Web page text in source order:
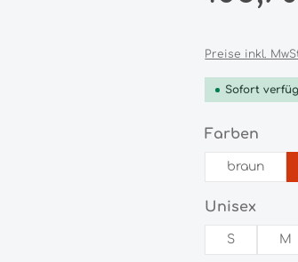
Preise inkl.
Sofort
Farben
braun
Unisex
S M